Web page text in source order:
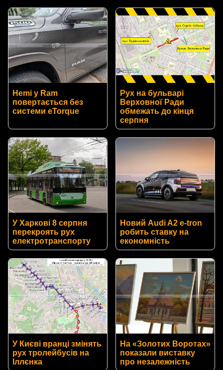
Hemi у Ram
повертається без
системи eTorque
Рух на бульварі
Верховної Ради
обмежать до кінця
серпня
У Харкові 8 серпня
перекроять рух
електротранспорту
Новий Audi A2 e-tron
робить ставку на
економність
У Києві вранці змінять
рух тролейбусів на
Іллєнка
На «Золотих Воротах»
показали виставку
про незалежність